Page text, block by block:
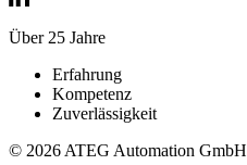
Über 25 Jahre
Erfahrung
Kompetenz
Zuverlässigkeit
© 2026 ATEG Automation GmbH